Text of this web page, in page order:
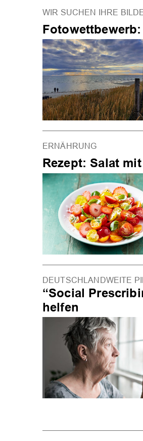
WIR SUCHEN IHRE
ERNÄHRUNG
Rezept: Salat
DEUTSCHLANDWEITE
“Social
helfen